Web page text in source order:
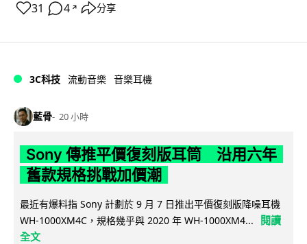
31 4 ↗ 分享
3C科技 流動音樂 音樂耳機
藍骨 20 小時
Sony 傳推平價復刻版耳筒 沿用六年
舊款規格挑戰加價潮
最近有爆料指 Sony 計劃於 9 月 7 日推出平價復刻版降噪耳機
WH-1000XM4C，規格幾乎與 2020 年 WH-1000XM4...
閱讀
全文